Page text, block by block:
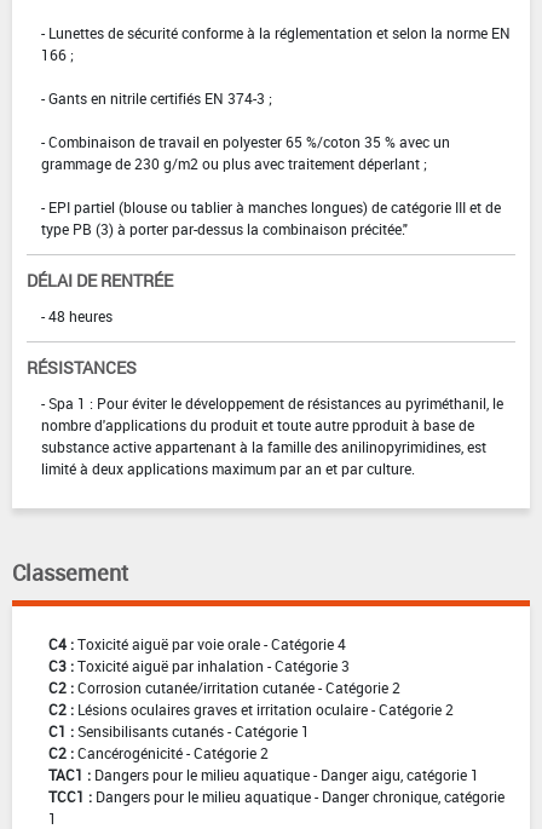
- Lunettes de sécurité conforme à la réglementation et selon la norme EN
166 ;
- Gants en nitrile certifiés EN 374-3 ;
- Combinaison de travail en polyester 65 %/coton 35 % avec un
grammage de 230 g/m2 ou plus avec traitement déperlant ;
- EPI partiel (blouse ou tablier à manches longues) de catégorie III et de
type PB (3) à porter par-dessus la combinaison précitée."
DÉLAI DE RENTRÉE
- 48 heures
RÉSISTANCES
- Spa 1 : Pour éviter le développement de résistances au pyriméthanil, le
nombre d'applications du produit et toute autre pproduit à base de
substance active appartenant à la famille des anilinopyrimidines, est
limité à deux applications maximum par an et par culture.
Classement
C4 :Toxicité aiguë par voie orale - Catégorie 4
C3 :Toxicité aiguë par inhalation - Catégorie 3
C2 :Corrosion cutanée/irritation cutanée - Catégorie 2
C2 : Lésions oculaires graves et irritation oculaire - Catégorie 2
C1 :Sensibilisants cutanés - Catégorie 1
C2 :Cancérogénicité - Catégorie 2
TAC1 : Dangers pour le milieu aquatique - Danger aigu, catégorie 1
TCC1 : Dangers pour le milieu aquatique - Danger chronique, catégorie
1